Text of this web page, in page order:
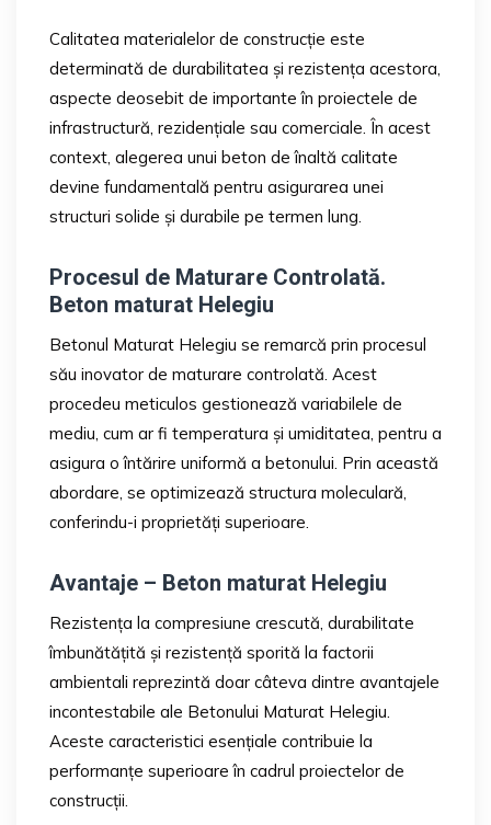
Calitatea materialelor de construcție este
determinată de durabilitatea și rezistența acestora,
aspecte deosebit de importante în proiectele de
infrastructură, rezidențiale sau comerciale. În acest
context, alegerea unui beton de înaltă calitate
devine fundamentală pentru asigurarea unei
structuri solide și durabile pe termen lung.
Procesul de Maturare Controlată.
Beton maturat Helegiu
Betonul Maturat Helegiu se remarcă prin procesul
său inovator de maturare controlată. Acest
procedeu meticulos gestionează variabilele de
mediu, cum ar fi temperatura și umiditatea, pentru a
asigura o întărire uniformă a betonului. Prin această
abordare, se optimizează structura moleculară,
conferindu-i proprietăți superioare.
Avantaje – Beton maturat Helegiu
Rezistența la compresiune crescută, durabilitate
îmbunătățită și rezistență sporită la factorii
ambientali reprezintă doar câteva dintre avantajele
incontestabile ale Betonului Maturat Helegiu.
Aceste caracteristici esențiale contribuie la
performanțe superioare în cadrul proiectelor de
construcții.